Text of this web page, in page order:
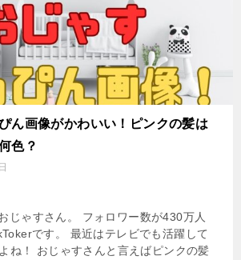
ん画像がかわいい！ピンクの髪は
色？
じゃすさん。 フォロワー数が430万人
です。 最近はテレビでも活躍して
ね！ おじゃすさんと言えばピンクの髪